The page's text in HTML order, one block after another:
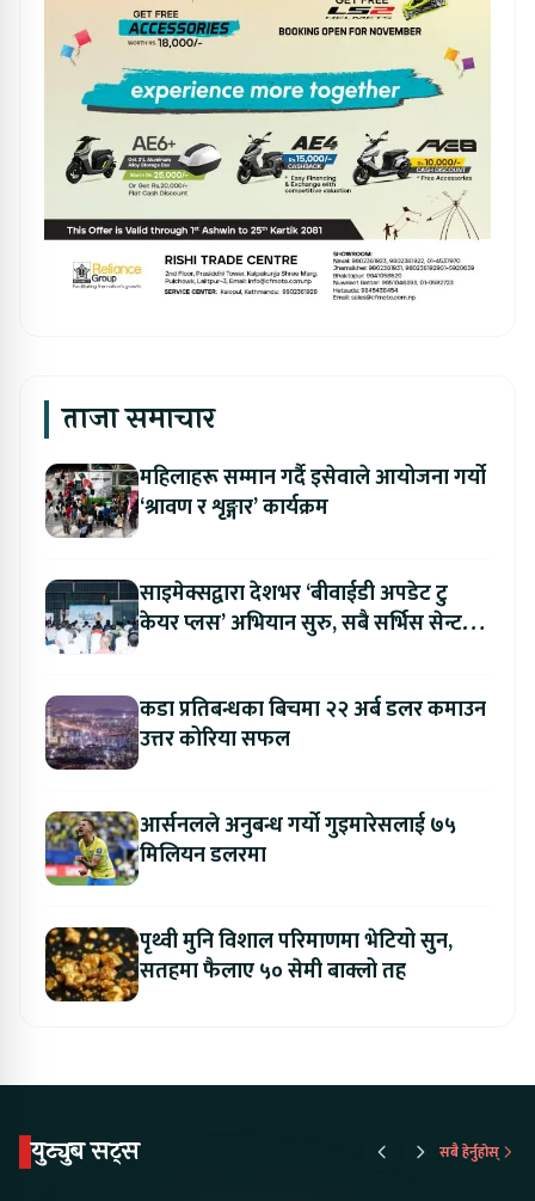
ताजा समाचार
महिलाहरू सम्मान गर्दै इसेवाले आयोजना गर्यो
‘श्रावण र शृङ्गार’ कार्यक्रम
साइमेक्सद्वारा देशभर ‘बीवाईडी अपडेट टु
केयर प्लस’ अभियान सुरु, सबै सर्भिस सेन्टरमा
कडा प्रतिबन्धका बिचमा २२ अर्ब डलर कमाउन
उत्तर कोरिया सफल
आर्सनलले अनुबन्ध गर्यो गुइमारेसलाई ७५
मिलियन डलरमा
पृथ्वी मुनि विशाल परिमाणमा भेटियो सुन,
सतहमा फैलाए ५० सेमी बाक्लो तह
युट्युब सट्स सबै हेर्नुहोस्